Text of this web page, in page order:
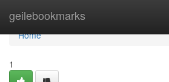
geilebookmarks
Home
Home
1